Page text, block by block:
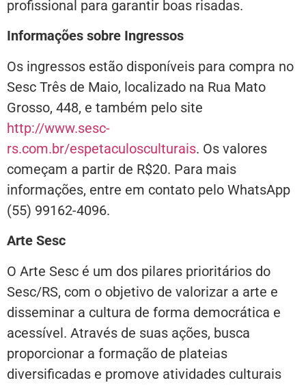
profissional para garantir boas risadas.
Informações sobre Ingressos
Os ingressos estão disponíveis para compra no
Sesc Três de Maio, localizado na Rua Mato
Grosso, 448, e também pelo site
http://www.sesc-
rs.com.br/espetaculosculturais. Os valores
começam a partir de R$20. Para mais
informações, entre em contato pelo WhatsApp
(55) 99162-4096.
Arte Sesc
O Arte Sesc é um dos pilares prioritários do
Sesc/RS, com o objetivo de valorizar a arte e
disseminar a cultura de forma democrática e
acessível. Através de suas ações, busca
proporcionar a formação de plateias
diversificadas e promove atividades culturais